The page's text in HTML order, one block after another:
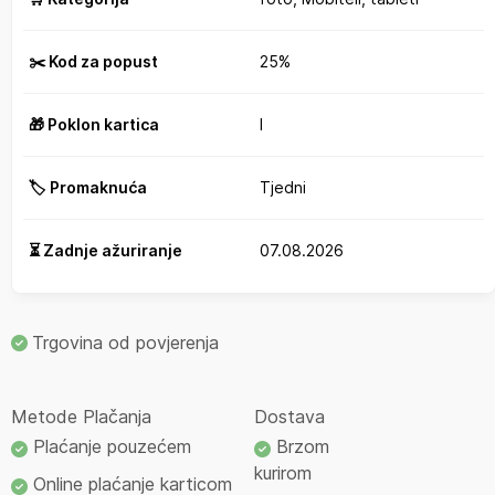
✂️ Kod za popust 25%
🎁 Poklon kartica I
🏷️ Promaknuća Tjedni
⏳ Zadnje ažuriranje 07.08.2026
Trgovina od povjerenja
Metode Plačanja
Plaćanje pouzećem
Online plaćanje karticom
Dostava
Brzom
kurirom